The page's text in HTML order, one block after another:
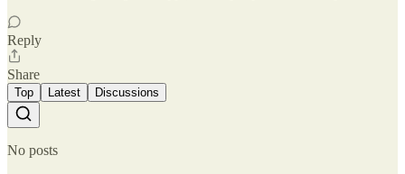
Reply
Share
Top Latest Discussions
No posts